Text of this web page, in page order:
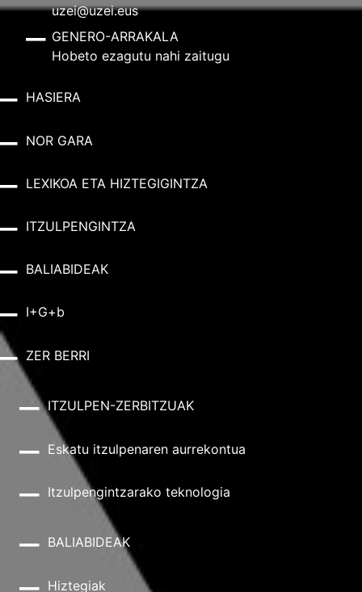
uzei@uzei.eus
GENERO-ARRAKALA
Hobeto ezagutu nahi zaitugu
HASIERA
NOR GARA
LEXIKOA ETA HIZTEGIGINTZA
ITZULPENGINTZA
BALIABIDEAK
I+G+b
ZER BERRI
ITZULPEN-ZERBITZUAK
Eskatu itzulpenaren aurrekontua
Itzulpengintzarako teknologia
BALIABIDEAK
Hiztegiak